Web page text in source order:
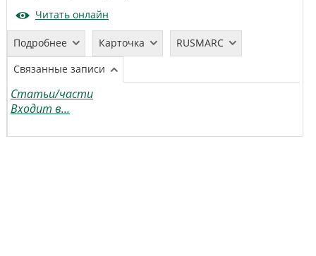
Читать онлайн
Подробнее Карточка
RUSMARC
Связанные записи
Статьи/части
Входит в...